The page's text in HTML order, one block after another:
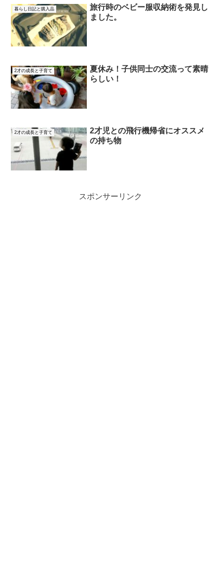
暮らし日記と購入品
旅行時のベビー服収納術を発見し
ました。
2才の成長と子育て
夏休み！子供同士の交流って素晴
らしい！
2才の成長と子育て
2才児との飛行機帰省にオススメ
の持ち物
スポンサーリンク